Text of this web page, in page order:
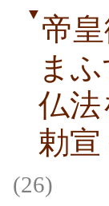
▼ 帝
ま
仏
勅
(26)